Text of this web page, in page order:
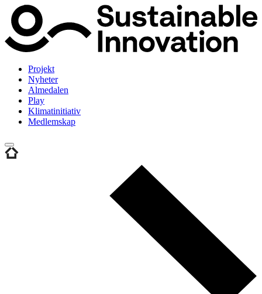
Projekt
Nyheter
Almedalen
Play
Klimatinitiativ
Medlemskap